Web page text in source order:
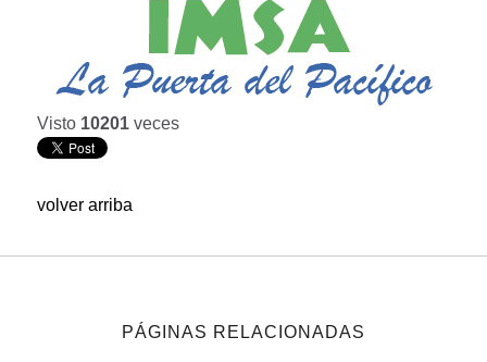
Visto 10201 veces
volver arriba
PÁGINAS RELACIONADAS